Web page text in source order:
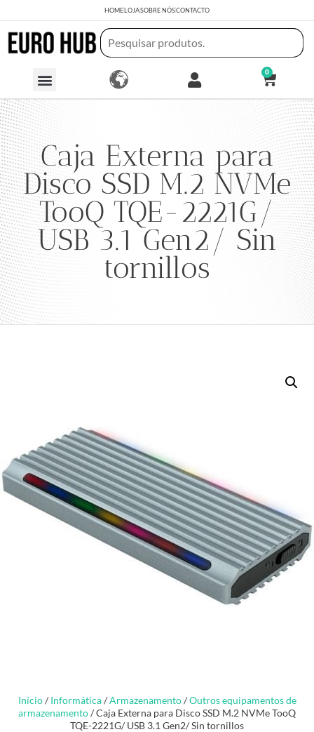
HOMELOJASOBRE NÓSCONTACTO
0
Caja Externa para
Disco SSD M.2 NVMe
TooQ TQE-2221G/
USB 3.1 Gen2/ Sin
tornillos
Início/ Informática/Armazenamento/Outros equipamentos de
armazenamento/ Caja Externa para Disco SSD M.2 NVMe TooQ
TQE-2221G/ USB 3.1 Gen2/ Sin tornillos